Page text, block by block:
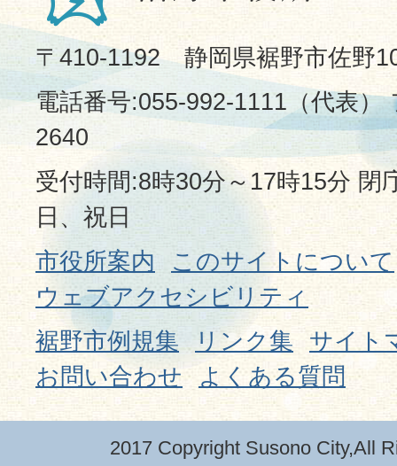
〒410-1192 静岡県裾野市佐野
電話番号:055-992-1111（代表）
2640
受付時間:8時30分～17時15分 閉
日、祝日
市役所案内
このサイトについて
ウェブアクセシビリティ
裾野市例規集
リンク集
サイト
お問い合わせ
よくある質問
2017 Copyright Susono City,All